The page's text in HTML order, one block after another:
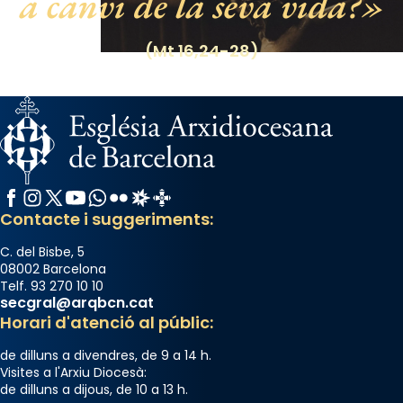
Espanya.
El seu sepulcre a Compostela fou un gran
el món cristià, després de Roma i terra
Santa.
«A Raïms de Sant Jaume, raïms aigualits;
raïms de setembre te'n llepes els dits»,
segons una dita popular.
Photo
View on Facebook
(Mt 16,24-28)
Facebook
Instagram
X / Twitter
YouTube
WhatsApp
FlickrRadio Estel
Catalunya Cristiana
Contacte i suggeriments:
C. del Bisbe, 5
08002 Barcelona
Telf. 93 270 10 10
secgral@arqbcn.cat
Horari d'atenció al públic:
de dilluns a divendres, de 9 a 14 h.
Visites a l'Arxiu Diocesà:
de dilluns a dijous, de 10 a 13 h.